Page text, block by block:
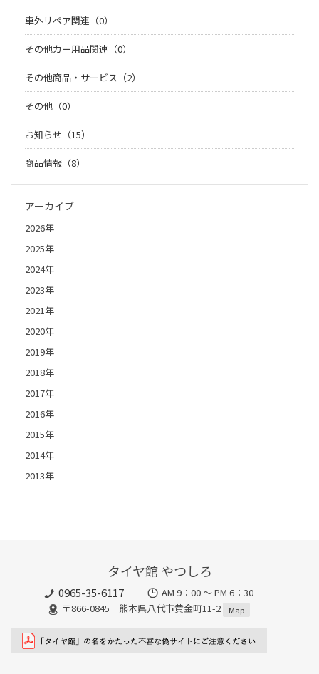
車外リペア関連（0）
その他カー用品関連（0）
その他商品・サービス（2）
その他（0）
お知らせ（15）
商品情報（8）
アーカイブ
2026年
2025年
2024年
2023年
2021年
2020年
2019年
2018年
2017年
2016年
2015年
2014年
2013年
タイヤ館 やつしろ
0965-35-6117
AM 9：00 ～ PM 6：30
〒866-0845 熊本県八代市黄金町11-2
Map